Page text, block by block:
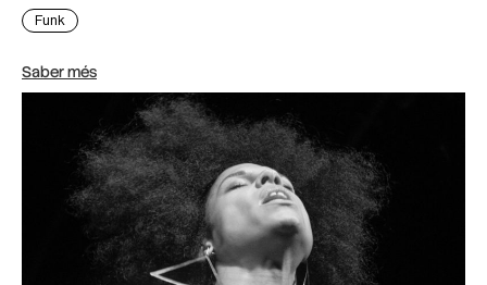
Funk
Saber més